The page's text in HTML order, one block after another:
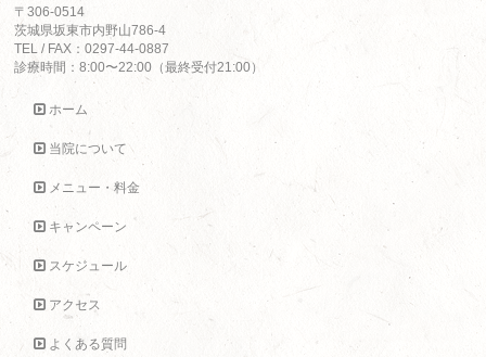
〒306-0514
茨城県坂東市内野山786-4
TEL / FAX：0297-44-0887
診療時間：8:00〜22:00（最終受付21:00）
ホーム
当院について
メニュー・料金
キャンペーン
スケジュール
アクセス
よくある質問